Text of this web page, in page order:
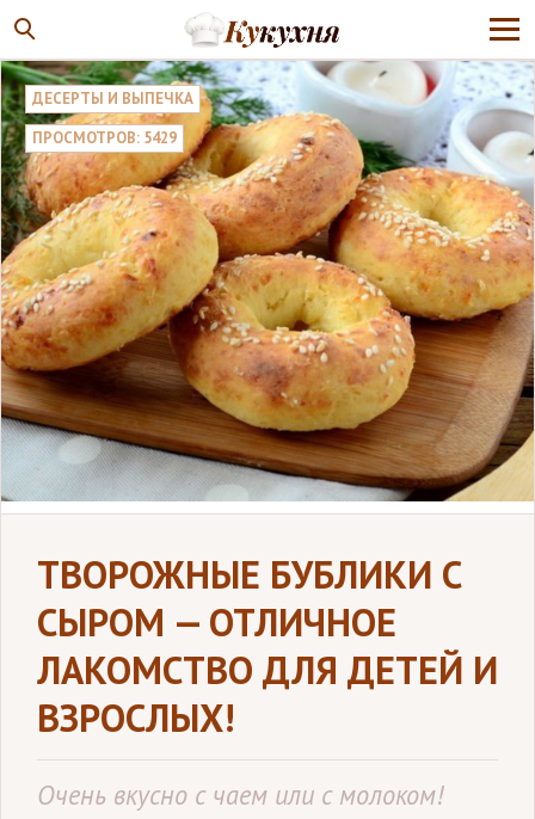
ДЕСЕРТЫ И ВЫПЕЧКА
ПРОСМОТРОВ: 5429
ТВОРОЖНЫЕ БУБЛИКИ С
СЫРОМ — ОТЛИЧНОЕ
ЛАКОМСТВО ДЛЯ ДЕТЕЙ И
ВЗРОСЛЫХ!
Очень вкусно с чаем или с молоком!